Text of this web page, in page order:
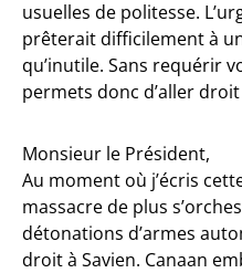
usuelles de politesse.
prêterait difficilement à
qu’inutile. Sans requérir
permets donc d’aller
Monsieur le Président,
Au moment où j’écris
massacre de plus
détonations d’armes
droit à Savien. Canaan